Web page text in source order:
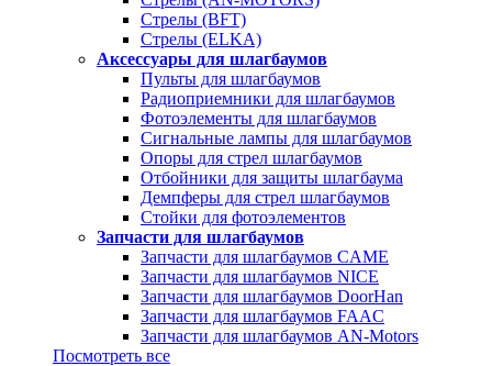
Стрелы (BFT)
Стрелы (ELKA)
Аксессуары для шлагбаумов
Пульты для шлагбаумов
Радиоприемники для шлагбаумов
Фотоэлементы для шлагбаумов
Сигнальные лампы для шлагбаумов
Опоры для стрел шлагбаумов
Отбойники для защиты шлагбаума
Демпферы для стрел шлагбаумов
Стойки для фотоэлементов
Запчасти для шлагбаумов
Запчасти для шлагбаумов CAME
Запчасти для шлагбаумов NICE
Запчасти для шлагбаумов DoorHan
Запчасти для шлагбаумов FAAC
Запчасти для шлагбаумов AN-Motors
Посмотреть все